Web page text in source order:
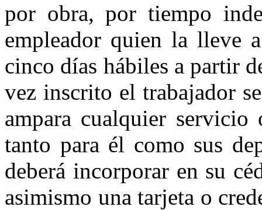
por obra, por tiempo
empleador quien la lleve
cinco días hábiles a partir
vez inscrito el trabajador
ampara cualquier
tanto para él como sus
deberá incorporar en su
asimismo una tarjeta o